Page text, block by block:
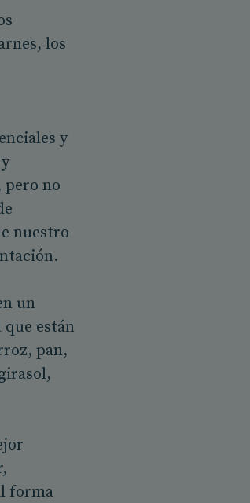
los
y
pero no
nuestro
un
están
pan,
forma